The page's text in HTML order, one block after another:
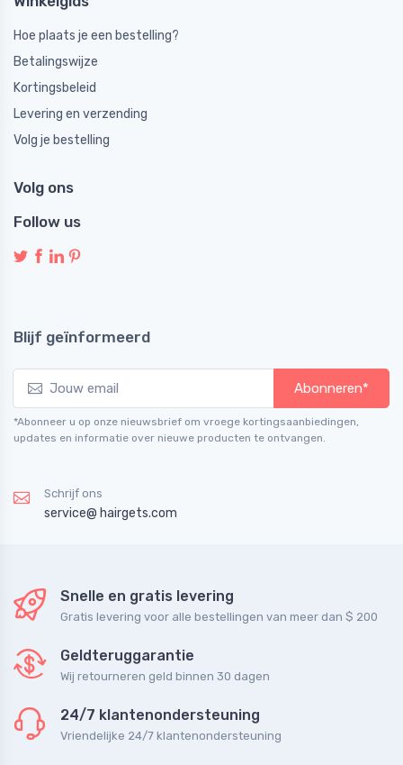
Hoe plaats je een bestelling?
Betalingswijze
Kortingsbeleid
Levering en verzending
Volg je bestelling
Volg ons
Follow us
Blijf geïnformeerd
Abonneren*
*Abonneer u op onze nieuwsbrief om vroege kortingsaanbiedingen,
updates en informatie over nieuwe producten te ontvangen.
Schrijf ons
service@ hairgets.com
Snelle en gratis levering
Gratis levering voor alle bestellingen van meer dan $ 200
Geldteruggarantie
Wij retourneren geld binnen 30 dagen
24/7 klantenondersteuning
Vriendelijke 24/7 klantenondersteuning